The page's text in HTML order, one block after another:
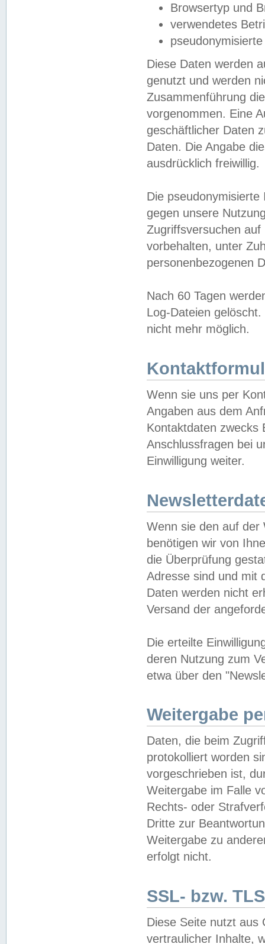
Browsertyp und
verwendetes
Diese Daten werden
genutzt und werden
Zusammenführung
vorgenommen. Eine
geschäftlicher Daten
Daten. Die Angabe
ausdrücklich freiwillig.
Die
gegen unsere
Zugriffsversuchen
vorbehalten, unter
personenbezogenen
Nach 60 Tagen
Log-Dateien
nicht mehr möglich.
Wenn sie uns per
Angaben aus dem
Kontaktdaten zwecks
Anschlussfragen bei
Einwilligung weiter.
Wenn sie den auf der
benötigen wir von
die Überprüfung
Adresse sind und mit
Daten werden nicht
Versand der
Die erteilte
deren Nutzung zum
etwa über den
Weitergabe
Daten, die beim
protokolliert worden
vorgeschrieben ist,
Weitergabe im Falle
Rechts- oder
Dritte zur
Weitergabe zu
erfolgt nicht.
SSL- bzw.
Diese Seite nutzt aus
vertraulicher Inhalte,